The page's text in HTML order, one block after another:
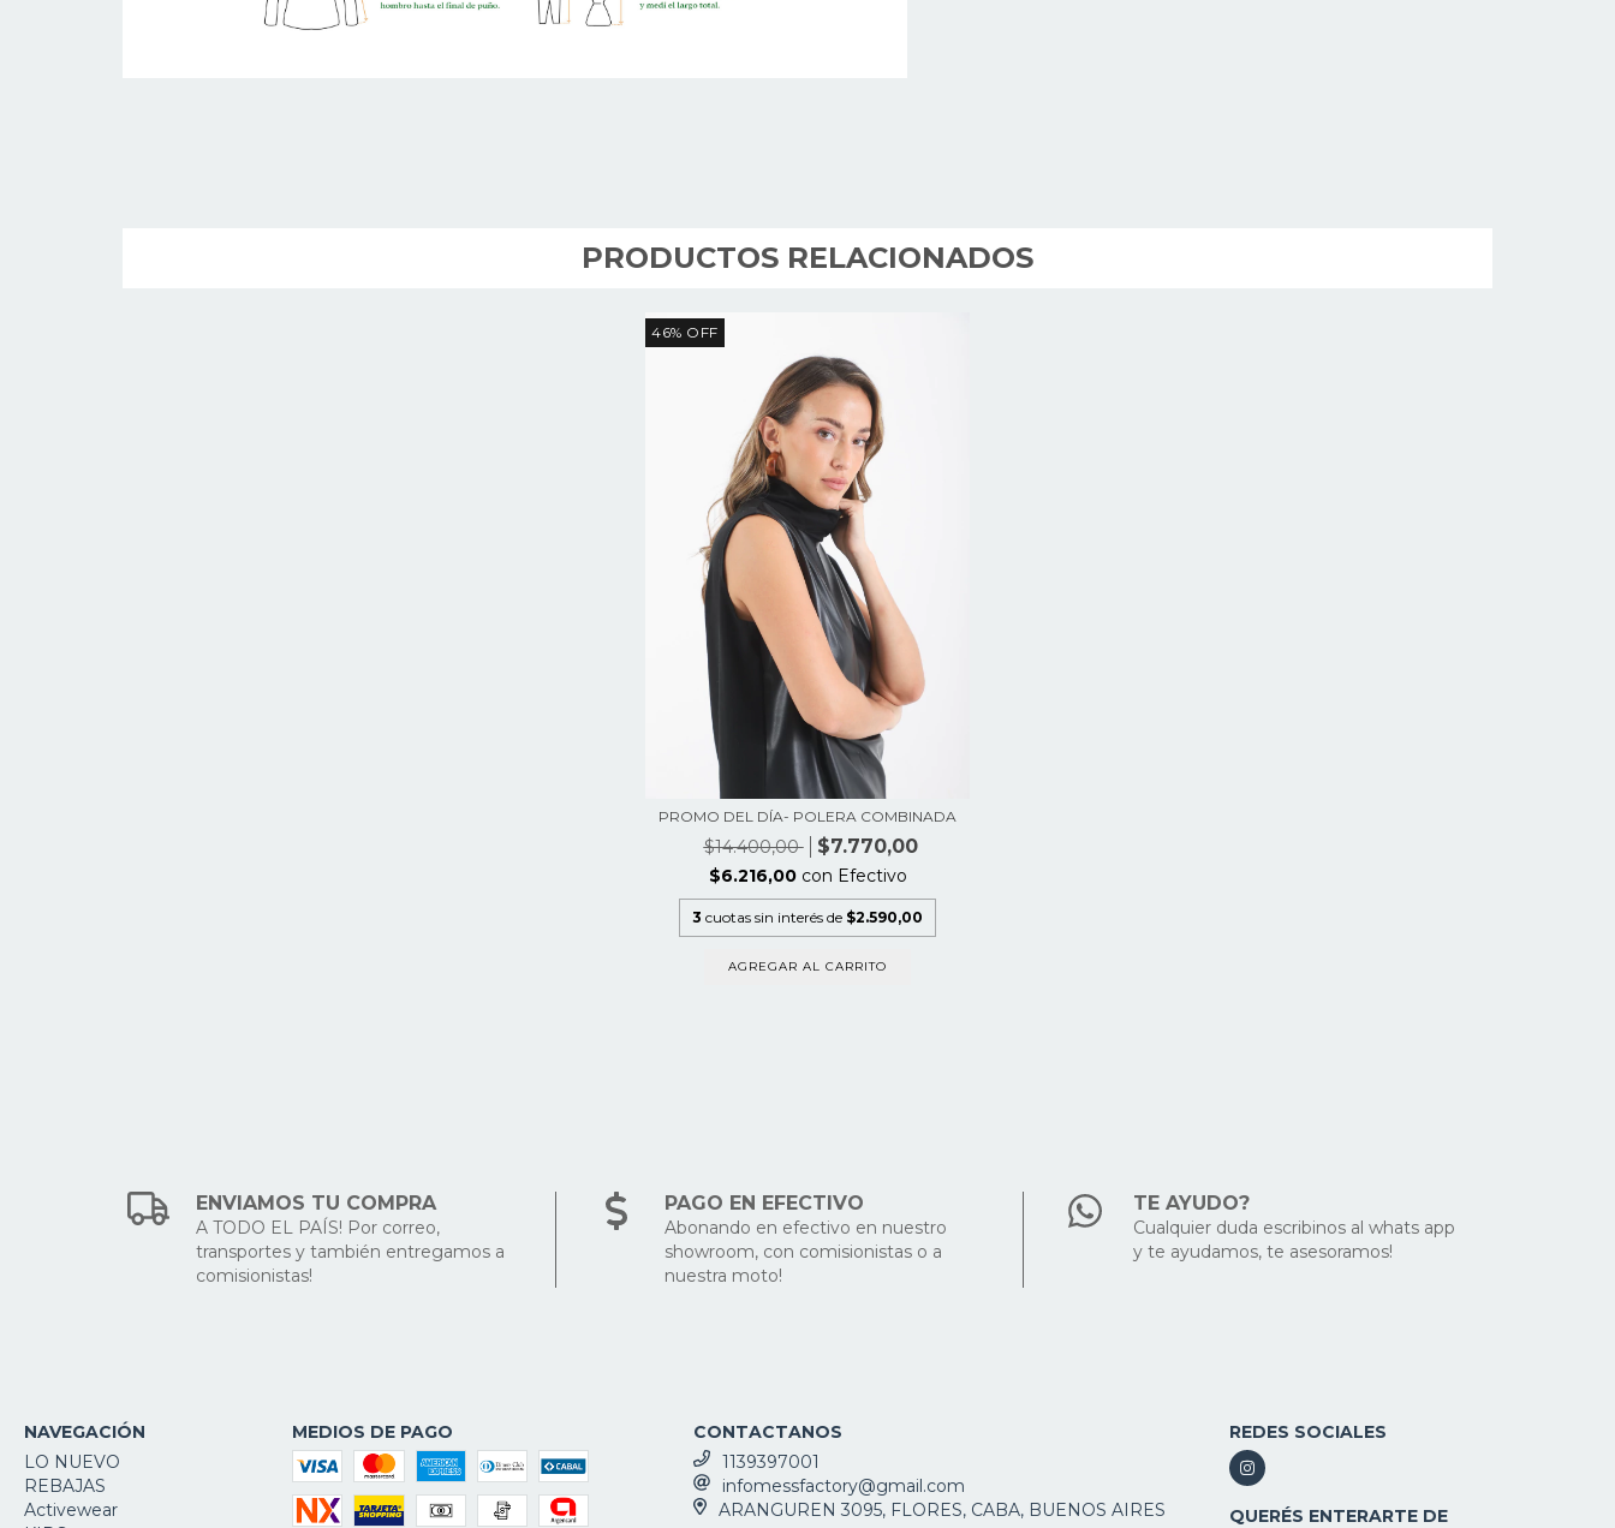
PRODUCTOS RELACIONADOS
46% OFF
PROMO DEL DÍA- POLERA COMBINADA
$14.400,00 $7.770,00
$6.216,00 con Efectivo
3 cuotas sin interés de $2.590,00
AGREGAR AL CARRITO
ENVIAMOS TU COMPRA
A TODO EL PAÍS! Por correo,
transportes y también entregamos a
comisionistas!
PAGO EN EFECTIVO
Abonando en efectivo en nuestro
showroom, con comisionistas o a
nuestra moto!
TE AYUDO?
Cualquier duda escribinos al whats app
y te ayudamos, te asesoramos!
NAVEGACIÓN
LO NUEVO
REBAJAS
Activewear
MEDIOS DE PAGO
CONTACTANOS
1139397001
infomessfactory@gmail.com
ARANGUREN 3095, FLORES, CABA, BUENOS AIRES
REDES SOCIALES
QUERÉS ENTERARTE DE